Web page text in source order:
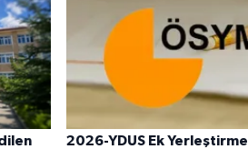
2026-YDUS Ek Yerleştirme